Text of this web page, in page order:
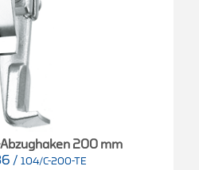
200 mm
/ 104/C-200-TE